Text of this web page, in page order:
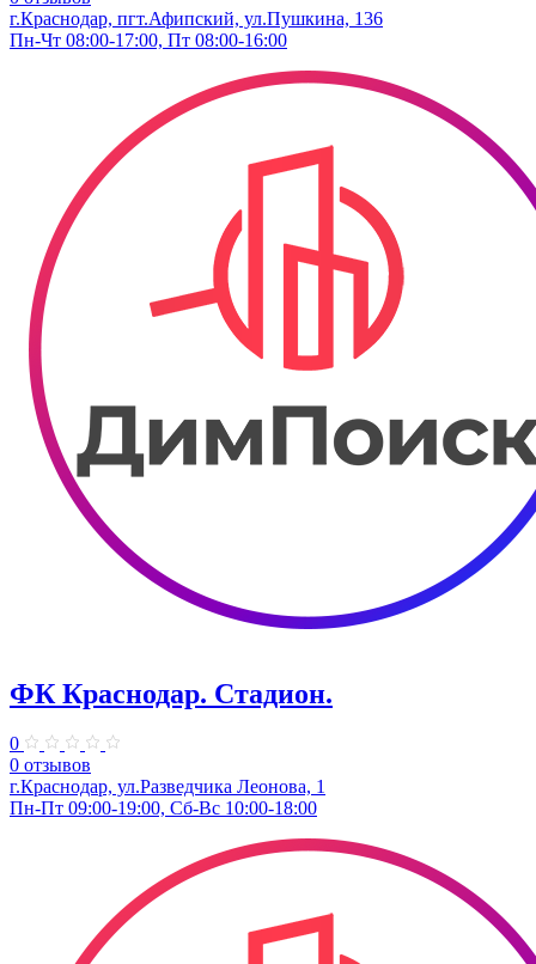
г.Краснодар, пгт.Афипский, ул.Пушкина, 136
Пн-Чт 08:00-17:00, Пт 08:00-16:00
ФК Краснодар. Стадион.
0
0 отзывов
г.Краснодар, ул.Разведчика Леонова, 1
Пн-Пт 09:00-19:00, Сб-Вс 10:00-18:00